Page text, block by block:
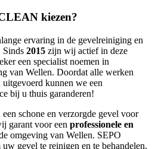
kiezen?
ervaring in de gevelreiniging en
Sinds 2015 zijn wij actief in deze
een specialist noemen in
van Wellen. Doordat alle werken
kunnen we een
bij u thuis garanderen!
schone en verzorgde gevel voor
garant voor een professionele en
omgeving van Wellen. SEPO
gevel te reinigen en te behandelen,